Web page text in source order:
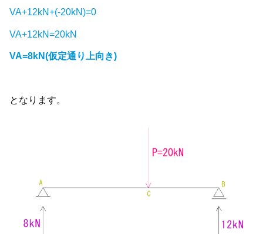
VA+12kN+(-20kN)=0
VA+12kN=20kN
VA=8kN(仮定通り上向き)
となります。